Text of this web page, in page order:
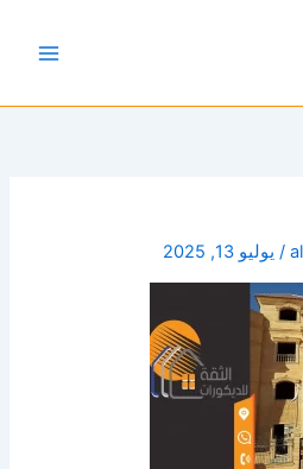
/ يوليو 13, 2025